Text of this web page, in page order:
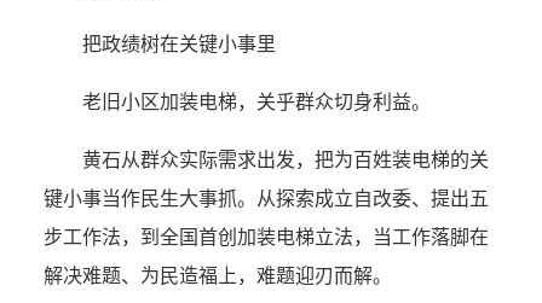
把政绩树在关键小事里
老旧小区加装电梯，关乎群众切身利益。
黄石从群众实际需求出发，把为百姓装电梯的关
键小事当作民生大事抓。从探索成立自改委、提出五
步工作法，到全国首创加装电梯立法，当工作落脚在
解决难题、为民造福上，难题迎刃而解。